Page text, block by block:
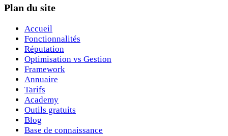
Plan du site
Accueil
Fonctionnalités
Réputation
Optimisation vs Gestion
Framework
Annuaire
Tarifs
Academy
Outils gratuits
Blog
Base de connaissance